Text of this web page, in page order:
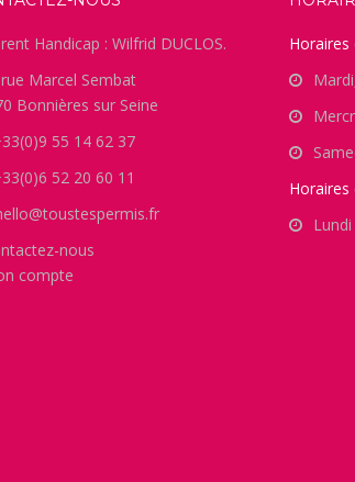
Handicap : Wilfrid DUCLOS.
Marcel Sembat
Bonnières sur Seine
55 14 62 37
52 20 60 11
nous
compte
Horaires
Horaires